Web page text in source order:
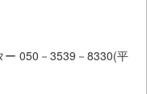
ー 050－3539－8330(平